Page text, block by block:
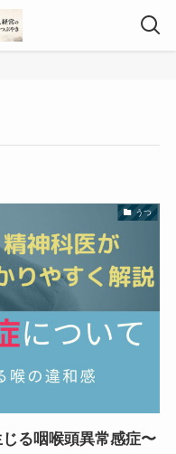
うつ
る咽喉頭異常感症〜